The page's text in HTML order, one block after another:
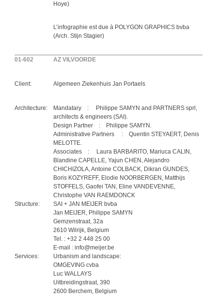
Hoye)
L’infographie est due à POLYGON GRAPHICS bvba
(Arch. Stijn Stagier)
01-602 AZ VILVOORDE
Client: Algemeen Ziekenhuis Jan Portaels
Architecture:
Mandatary : Philippe SAMYN and PARTNERS sprl,
architects & engineers (SAI).
Design Partner : Philippe SAMYN.
Administrative Partners : Quentin STEYAERT, Denis
MELOTTE.
Associates : Laura BARBARITO, Mariuca CALIN,
Blandine CAPELLE, Yajun CHEN, Alejandro
CHICHIZOLA, Antoine COLBACK, Dikran GUNDES,
Boris KOZYREFF, Elodie NOORBERGEN, Matthijs
STOFFELS, Gaofei TAN, Eline VANDEVENNE,
Christophe VAN RAEMDONCK
Structure:
SAI + JAN MEIJER bvba
Jan MEIJER, Philippe SAMYN
Gemzenstraat, 32a
2610 Wilrijk, Belgium
Tel. : +32 2 448 25 00
E-mail : info@meijer.be
Services:
Urbanism and landscape:
OMGEVING cvba
Luc WALLAYS
Uitbreidingstraat, 390
2600 Berchem, Belgium